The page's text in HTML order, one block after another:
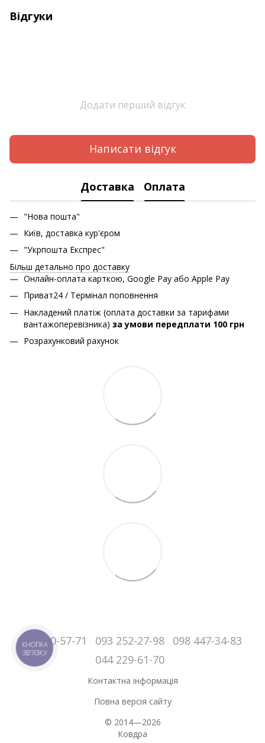
Відгуки
Додати перший відгук
Написати відгук
Доставка Оплата
"Нова пошта"
Київ, доставка кур'єром
"Укрпошта Експрес"
Більш детально про доставку
Онлайн-оплата карткою, Google Pay або Apple Pay
Приват24 / Термінал поповнення
Накладений платіж (оплата доставки за тарифами
вантажоперевізника) за умови передплати 100 грн
Розрахунковий рахунок
050-060-57-71 093 252-27-98
098 447-34-83
044 229-61-70
Контактна інформація
Повна версія сайту
© 2014—2026
Ковдра
КНОПКА
ЗВ'ЯЗКУ